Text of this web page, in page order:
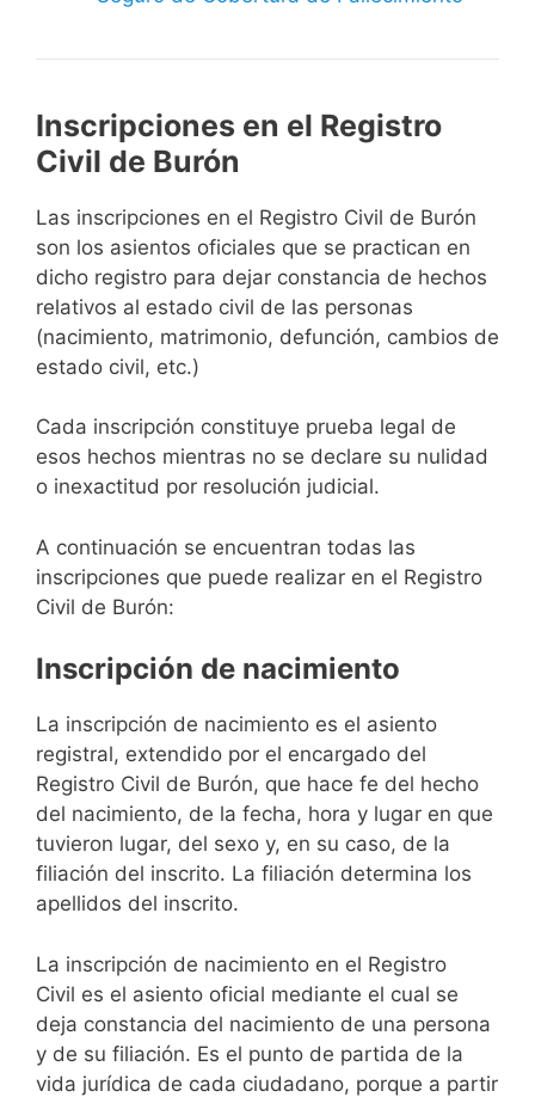
Inscripciones en el Registro
Civil de Burón
Las inscripciones en el Registro Civil de Burón
son los asientos oficiales que se practican en
dicho registro para dejar constancia de hechos
relativos al estado civil de las personas
(nacimiento, matrimonio, defunción, cambios de
estado civil, etc.)
Cada inscripción constituye prueba legal de
esos hechos mientras no se declare su nulidad
o inexactitud por resolución judicial.
A continuación se encuentran todas las
inscripciones que puede realizar en el Registro
Civil de Burón:
Inscripción de nacimiento
La inscripción de nacimiento es el asiento
registral, extendido por el encargado del
Registro Civil de Burón, que hace fe del hecho
del nacimiento, de la fecha, hora y lugar en que
tuvieron lugar, del sexo y, en su caso, de la
filiación del inscrito. La filiación determina los
apellidos del inscrito.
La inscripción de nacimiento en el Registro
Civil es el asiento oficial mediante el cual se
deja constancia del nacimiento de una persona
y de su filiación. Es el punto de partida de la
vida jurídica de cada ciudadano, porque a partir